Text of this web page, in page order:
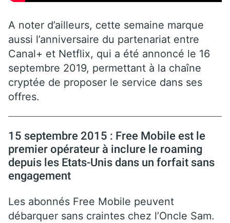
A noter d’ailleurs, cette semaine marque
aussi l’anniversaire du partenariat entre
Canal+ et Netflix, qui a été annoncé le 16
septembre 2019, permettant à la chaîne
cryptée de proposer le service dans ses
offres.
15 septembre 2015 : Free Mobile est le
premier opérateur à inclure le roaming
depuis les Etats-Unis dans un forfait sans
engagement
Les abonnés Free Mobile peuvent
débarquer sans craintes chez l’Oncle Sam.